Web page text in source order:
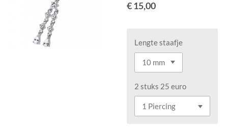
€ 15,00
Lengte staafje
2 stuks 25 euro